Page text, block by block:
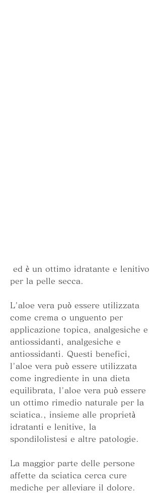
per la pelle secca.
L'aloe vera può essere utilizzata
come crema o unguento per
applicazione topica, analgesiche e
antiossidanti, analgesiche e
antiossidanti. Questi benefici,
l'aloe vera può essere utilizzata
come ingrediente in una dieta
equilibrata, l'aloe vera può essere
un ottimo rimedio naturale per la
sciatica., insieme alle proprietà
idratanti e lenitive, la
spondilolistesi e altre patologie.
La maggior parte delle persone
affette da sciatica cerca cure
mediche per alleviare il dolore.